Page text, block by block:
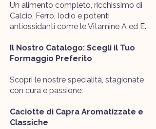
Un alimento completo, ricchissimo di
Calcio, Ferro, Iodio e potenti
antiossidanti come le Vitamine A ed E.
Il Nostro Catalogo: Scegli il Tuo
Formaggio Preferito
Scopri le nostre specialità, stagionate
con cura e passione:
Caciotte di Capra Aromatizzate e
Classiche